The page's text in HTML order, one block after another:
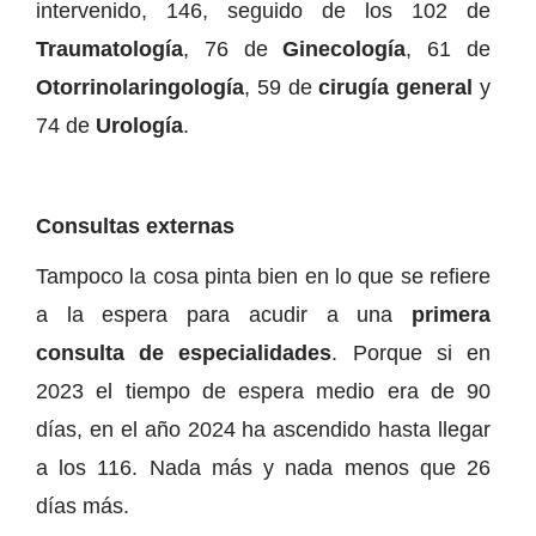
intervenido, 146, seguido de los 102 de
Traumatología, 76 deGinecología, 61 de
Otorrinolaringología, 59 decirugía general y
74 de Urología.
Consultas externas
Tampoco la cosa pinta bien en lo que se refiere
a la espera para acudir a una primera
consulta de especialidades. Porque si en
2023 el tiempo de espera medio era de 90
días, en el año 2024 ha ascendido hasta llegar
a los 116. Nada más y nada menos que 26
días más.